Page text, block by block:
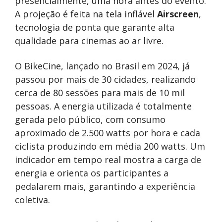
A projeção é feita na tela inflável Airscreen,
tecnologia de ponta que garante alta
qualidade para cinemas ao ar livre.
O BikeCine, lançado no Brasil em 2024, já
passou por mais de 30 cidades, realizando
cerca de 80 sessões para mais de 10 mil
pessoas. A energia utilizada é totalmente
gerada pelo público, com consumo
aproximado de 2.500 watts por hora e cada
ciclista produzindo em média 200 watts. Um
indicador em tempo real mostra a carga de
energia e orienta os participantes a
pedalarem mais, garantindo a experiência
coletiva.